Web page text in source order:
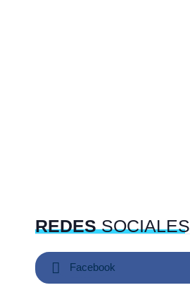
REDESSOCIALES
Facebook